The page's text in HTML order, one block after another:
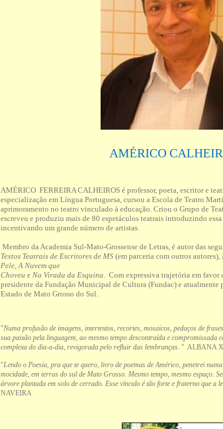
AMÉRICO
AMÉRICO FERREIRA CALHEIROS é professor, poeta, escritor e
especialização em Língua Portuguesa, cursou a Escola de Teatro
aprimoramento no teatro vinculado à educação. Criou o Grupo de
escreveu e produziu mais de 80 espetáculos teatrais introduzindo
incentivando um grande número de artistas.
Membro da Academia Sul-Mato-Grossense de Letras, é autor das
Textos Teatrais de Escritores de MS (em parceria com outros autores),
Pele, A Nuvem que
Choveu e Na Virada da Esquina . Com expressiva trajetória em
presidente da Fundação Municipal de Cultura (Fundac) e atualmente
Estado de Mato Grosso do Sul.
"Numa profusão de imagens, intertextos, recortes, mosaicos, pedaços de
sua paixão pela linguagem, ao mesmo tempo descontraída e compromissada
complexa do dia-a-dia, revigorada pelo refluir das lembranças. " ALBANA
"Lendo o Poesia, pra que te quero, livro de poemas de Américo, penetrei
mocidade, em terras do sul de Mato Grosso. Mesmo tempo, mesmo espaço.
árvore plantada em solo de cerrado. Esse vínculo é tão forte e fraterno que a
NAVEIRA